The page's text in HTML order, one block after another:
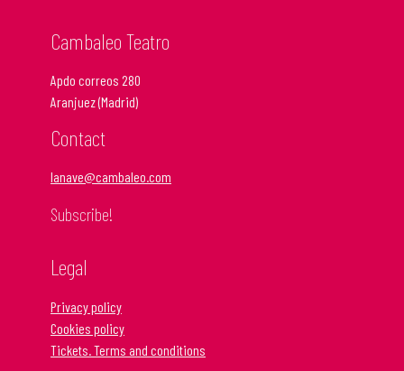
Cambaleo Teatro
Apdo correos 280
Aranjuez (Madrid)
Contact
lanave@cambaleo.com
Subscribe!
Legal
Privacy policy
Cookies policy
Tickets. Terms and conditions